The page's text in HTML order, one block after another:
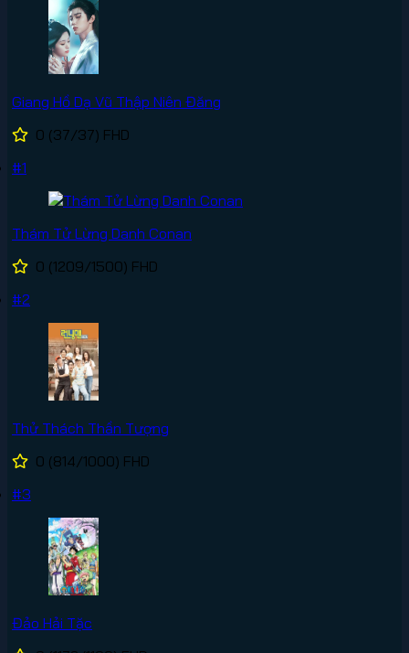
Giang Hồ Dạ Vũ Thập Niên Đăng
0 (37/37) FHD
#1
Thám Tử Lừng Danh Conan
0 (1209/1500) FHD
#2
Thử Thách Thần Tượng
0 (814/1000) FHD
#3
Đảo Hải Tặc